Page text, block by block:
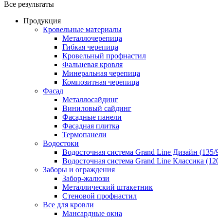
Все результаты
Продукция
Кровельные материалы
Металлочерепица
Гибкая черепица
Кровельный профнастил
Фальцевая кровля
Минеральная черепица
Композитная черепица
Фасад
Металлосайдинг
Виниловый сайдинг
Фасадные панели
Фасадная плитка
Термопанели
Водостоки
Водосточная система Grand Line Дизайн (135/
Водосточная система Grand Line Классика
Заборы и ограждения
Забор-жалюзи
Металлический штакетник
Стеновой профнастил
Все для кровли
Мансардные окна